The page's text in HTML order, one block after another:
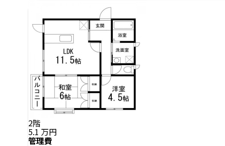
2階
5.1 万円
管理費